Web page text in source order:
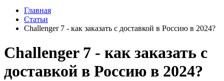
Главная
Статьи
Challenger 7 - как заказать с доставкой в Россию в 2024?
Challenger 7 - как заказать с
доставкой в Россию в 2024?